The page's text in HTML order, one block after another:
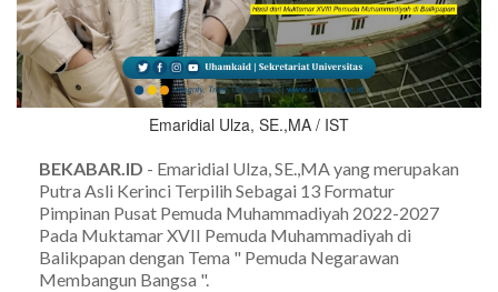
Emaridial Ulza, SE.,MA / IST
BEKABAR.ID - Emaridial Ulza, SE.,MA yang merupakan
Putra Asli Kerinci Terpilih Sebagai 13 Formatur
Pimpinan Pusat Pemuda Muhammadiyah 2022-2027
Pada Muktamar XVII Pemuda Muhammadiyah di
Balikpapan dengan Tema " Pemuda Negarawan
Membangun Bangsa ".